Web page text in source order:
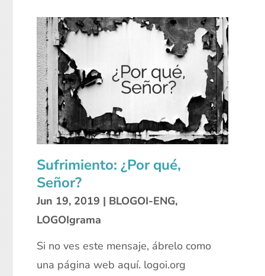
Sufrimiento: ¿Por qué,
Señor?
Jun 19, 2019 | BLOGOI-ENG,
LOGOIgrama
Si no ves este mensaje, ábrelo como
una página web aquí. logoi.org